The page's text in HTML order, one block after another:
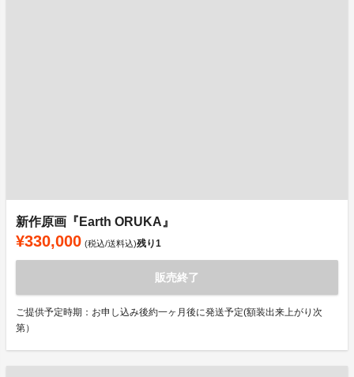
新作原画『Earth ORUKA』
¥330,000 (税込/送料込)残り1
販売終了
ご提供予定時期：お申し込み後約一ヶ月後に発送予定(額装出来上がり次
第）